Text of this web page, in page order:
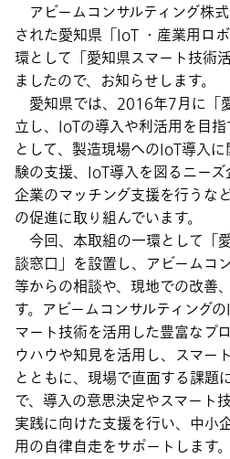
アビームコンサルティング株
された愛知県「IoT ・産業用ロ
環として「愛知県スマート技術
ましたので、お知らせします。
愛知県では、2016年7月に「
立し、IoTの導入や利活用を目
として、製造現場へのIoT導入
験の支援、IoT導入を図るニー
企業のマッチング支援を行うな
の促進に取り組んでいます。
今回、本取組の一環として「
談窓口」を設置し、アビームコ
等からの相談や、現地での改善
す。アビームコンサルティング
マート技術を活用した豊富なプ
ウハウや知見を活用し、スマー
とともに、現場で直面する課題
で、導入の意思決定やスマート
実践に向けた支援を行い、中小
用の自律自走をサポートします。